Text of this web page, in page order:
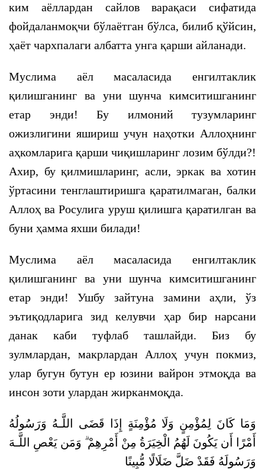
ким аёллардан сайлов варақаси сифатида
фойдаланмоқчи бўлаётган бўлса, билиб қўйсин,
ҳаёт чархпалаги албатта унга қарши айланади.
Муслима аёл масаласида енгилтаклик
қилишганинг ва уни шунча кимситишганинг
етар энди! Бу илмоний тузумларинг
ожизлигини яшириш учун наҳотки Аллоҳнинг
аҳкомларига қарши чиқишларинг лозим бўлди?!
Ахир, бу қилмишларинг, асли, эркак ва хотин
ўртасини тенглаштиришга қаратилмаган, балки
Аллоҳ ва Росулига уруш қилишга қаратилган ва
буни ҳамма яхши билади!
Муслима аёл масаласида енгилтаклик
қилишганинг ва уни шунча кимситишганинг
етар энди! Ушбу зайтуна замини аҳли, ўз
эътиқодларига зид келувчи ҳар бир нарсани
данак каби туфлаб ташлайди. Биз бу
зулмлардан, макрлардан Аллоҳ учун покмиз,
улар бугун бутун ер юзини вайрон этмоқда ва
инсон зоти улардан жирканмоқда.
وَمَا كَانَ لِمُؤْمِنٍ وَلَا مُؤْمِنَةٍ إِذَا قَضَى اللَّـهُ وَرَسُولُهُ
أَمْرًا أَن يَكُونَ لَهُمُ الْخِيَرَةُ مِنْ أَمْرِهِمْ ۗ وَمَن يَعْصِ اللَّـهَ
وَرَسُولَهُ فَقَدْ ضَلَّ ضَلَالًا مُّبِينًا